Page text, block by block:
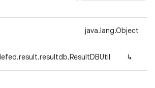
java.lang.Object
↳